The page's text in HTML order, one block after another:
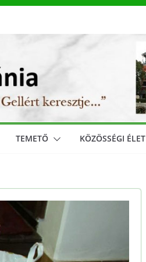
TEMETŐ KÖZÖSSÉGI ÉLET